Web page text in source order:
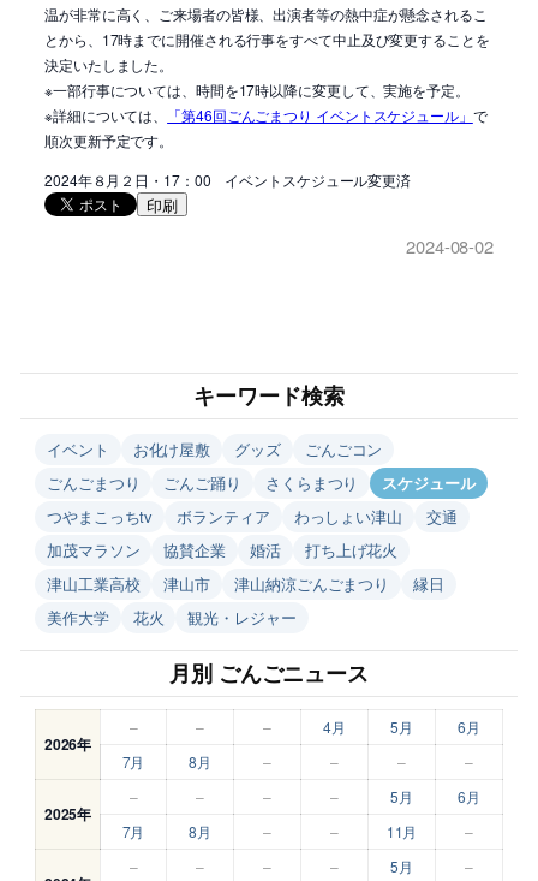
温が非常に高く、ご来場者の皆様、出演者等の熱中症が懸念されるこ
とから、17時までに開催される行事をすべて中止及び変更することを
決定いたしました。
※一部行事については、時間を17時以降に変更して、実施を予定。
※詳細については、
「第46回ごんごまつり イベントスケジュール」 で
順次更新予定です。
2024年８月２日・17：00 イベントスケジュール変更済
印刷
2024-08-02
キーワード検索
イベント お化け屋敷 グッズ
ごんごコン
ごんごまつり
ごんご踊り さくらまつり
スケジュール
つやまこっちtv
ボランティア わっしょい津山
交通
加茂マラソン
協賛企業 婚活
打ち上げ花火
津山工業高校
津山市 津山納涼ごんごまつり
縁日
美作大学
花火 観光・レジャー
月別 ごんごニュース
2026年
– – – 4月 5月
6月
7月
8月 – – – –
2025年
– – – – 5月
6月
7月
8月 – – 11月 –
– – – – 5月 –